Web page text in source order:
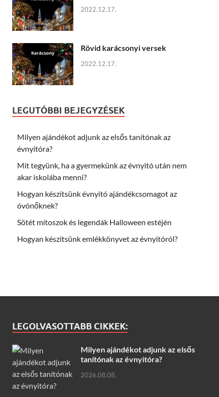
2022.12.17.
Rövid karácsonyi versek
2022.12.17.
LEGUTÓBBI BEJEGYZÉSEK
Milyen ajándékot adjunk az elsős tanítónak az
évnyitóra?
Mit tegyünk, ha a gyermekünk az évnyitó után nem
akar iskolába menni?
Hogyan készítsünk évnyitó ajándékcsomagot az
óvónőknek?
Sötét mítoszok és legendák Halloween estéjén
Hogyan készítsünk emlékkönyvet az évnyitóról?
LEGOLVASOTTABB CIKKEK:
Milyen ajándékot adjunk az elsős
tanítónak az évnyitóra?
2026.08.08.